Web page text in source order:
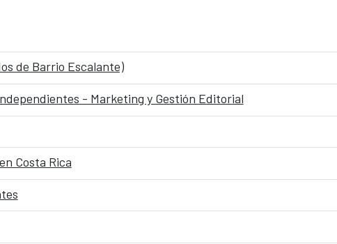
de Barrio Escalante)
- Marketing y Gestión Editorial
Costa Rica